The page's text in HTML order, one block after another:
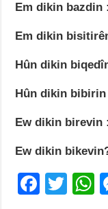
Em dikin bazdin
Em dikin
Hûn dikin
Hûn dikin
Ew dikin birevin
Ew dikin
F
T